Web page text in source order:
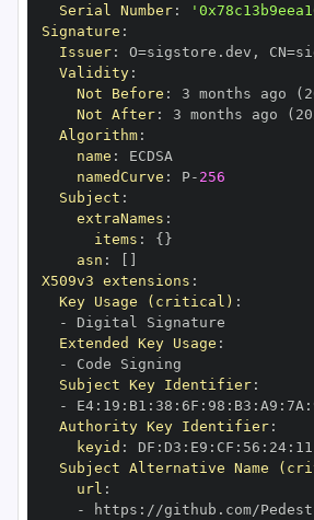
Serial Number:
Signature :
Issuer: O=sigstore.dev ,
Validity:
Not Before : 3 months ago
Not After: 3 months ago
Algorithm:
name :
namedCurve : P- 256
Subject :
extraNames :
items : { }
asn :
X509v3 extensions :
Key Usage (critical) :
-
Extended Key Usage :
-
Subject Key Identifier:
-
E4: 19 : B1 : 38 : 6F : 98 : B3 : A9 : 7A :
Authority Key Identifier:
keyid : DF : D3 : E9 : CF : 56 : 24: 11
Subject Alternative Name
url :
-
https :